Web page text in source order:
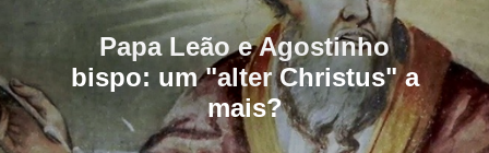
Papa Leão e Agostinho
bispo: um "alter Christus" a
mais?